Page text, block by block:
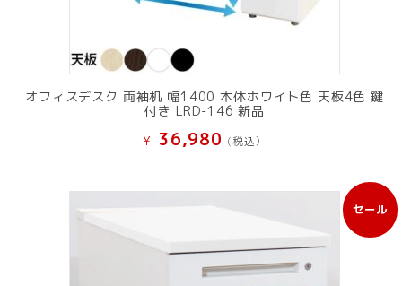
オフィスデスク 両袖机 幅1400 本体ホワイト色 天板4色 鍵
付き LRD-146 新品
¥ 36,980 (税込）
セール
販
売